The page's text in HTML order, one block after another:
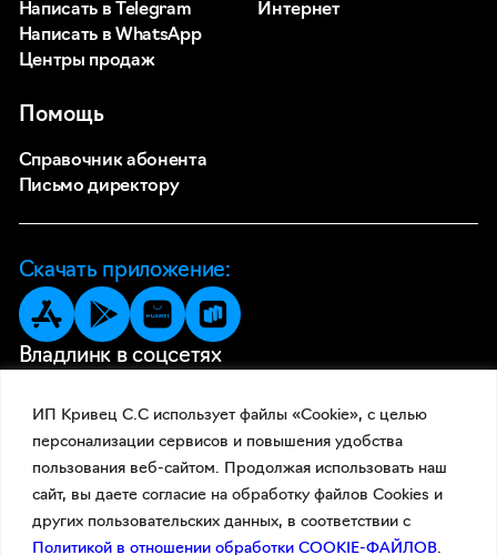
ИП Кривец С.С использует файлы «Cookie», с целью
персонализации сервисов и повышения удобства
пользования веб-сайтом. Продолжая использовать наш
сайт, вы даете согласие на обработку файлов Cookies и
других пользовательских данных, в соответствии с
Политикой в отношении обработки COOKIE-ФАЙЛОВ.
Помощь
Справочник абонента
Письмо директору
Интернет
Написать в Telegram
Написать в WhatsApp
Центры продаж
Скачать приложение:
Владлинк в соцсетях